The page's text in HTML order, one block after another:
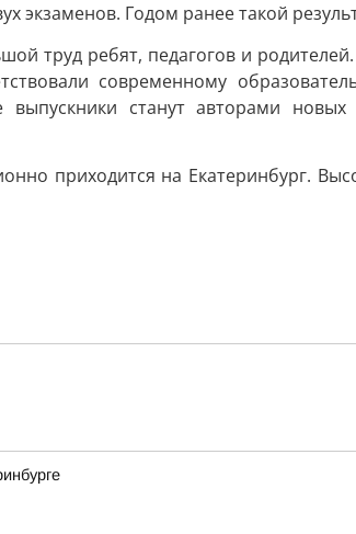
экзаменов. Годом ранее такой
труд ребят, педагогов и
современному
станут авторами
приходится на Екатеринбург.